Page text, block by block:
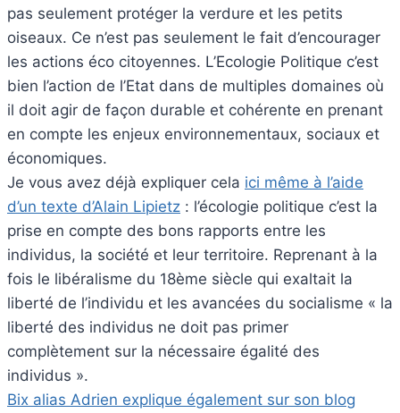
pas seulement protéger la verdure et les petits
oiseaux. Ce n’est pas seulement le fait d’encourager
les actions éco citoyennes. L’Ecologie Politique c’est
bien l’action de l’Etat dans de multiples domaines où
il doit agir de façon durable et cohérente en prenant
en compte les enjeux environnementaux, sociaux et
économiques.
Je vous avez déjà expliquer cela ici même à l’aide
d’un texte d’Alain Lipietz : l’écologie politique c’est la
prise en compte des bons rapports entre les
individus, la société et leur territoire. Reprenant à la
fois le libéralisme du 18ème siècle qui exaltait la
liberté de l’individu et les avancées du socialisme « la
liberté des individus ne doit pas primer
complètement sur la nécessaire égalité des
individus ».
Bix alias Adrien explique également sur son blog